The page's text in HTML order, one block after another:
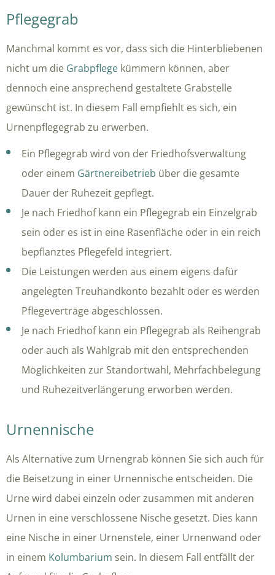
Pflegegrab
Manchmal kommt es vor, dass sich die Hinterbliebenen
nicht um die Grabpflege kümmern können, aber
dennoch eine ansprechend gestaltete Grabstelle
gewünscht ist. In diesem Fall empfiehlt es sich, ein
Urnenpflegegrab zu erwerben.
Ein Pflegegrab wird von der Friedhofsverwaltung
oder einem Gärtnereibetrieb über die gesamte
Dauer der Ruhezeit gepflegt.
Je nach Friedhof kann ein Pflegegrab ein Einzelgrab
sein oder es ist in eine Rasenfläche oder in ein reich
bepflanztes Pflegefeld integriert.
Die Leistungen werden aus einem eigens dafür
angelegten Treuhandkonto bezahlt oder es werden
Pflegeverträge abgeschlossen.
Je nach Friedhof kann ein Pflegegrab als Reihengrab
oder auch als Wahlgrab mit den entsprechenden
Möglichkeiten zur Standortwahl, Mehrfachbelegung
und Ruhezeitverlängerung erworben werden.
Urnennische
Als Alternative zum Urnengrab können Sie sich auch für
die Beisetzung in einer Urnennische entscheiden. Die
Urne wird dabei einzeln oder zusammen mit anderen
Urnen in eine verschlossene Nische gesetzt. Dies kann
eine Nische in einer Urnenstele, einer Urnenwand oder
in einem Kolumbarium sein. In diesem Fall entfällt der